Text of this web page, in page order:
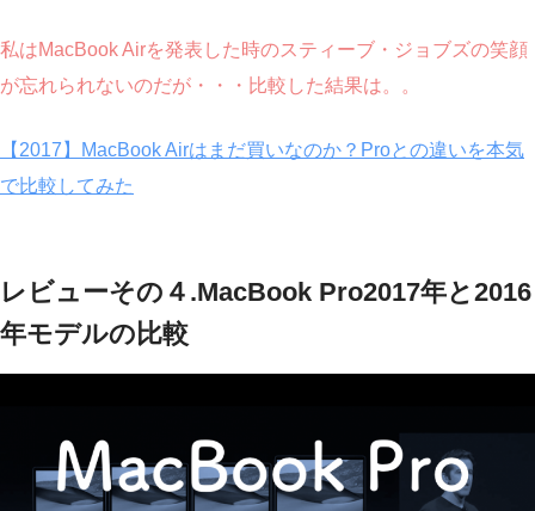
私はMacBook Airを発表した時のスティーブ・ジョブズの笑顔
が忘れられないのだが・・・比較した結果は。。
【2017】MacBook Airはまだ買いなのか？Proとの違いを本気
で比較してみた
レビューその４.MacBook Pro2017年と2016
年モデルの比較